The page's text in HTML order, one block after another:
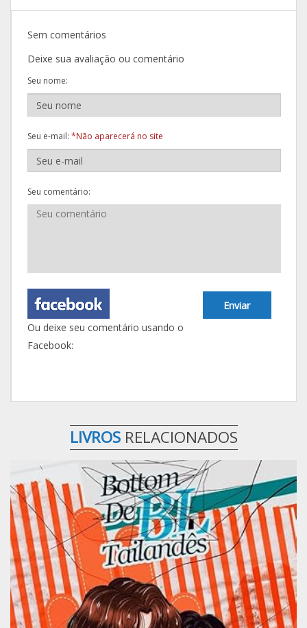
Sem comentários
Deixe sua avaliação ou comentário
Seu nome:
Seu e-mail: *Não aparecerá no site
Seu comentário:
Enviar
Ou deixe seu comentário usando o
Facebook:
LIVROS RELACIONADOS